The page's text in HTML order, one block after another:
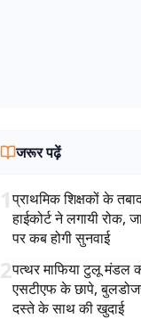
जरूर पढ़ें
1प्राथमिक शिक्षकों के
हाईकोर्ट ने लगायी रोक,
पर कब होगी सुनवाई
2पत्थर माफिया टुलू मंडल
एसटीएफ के छापे,
दस्ते के साथ की खुदाई